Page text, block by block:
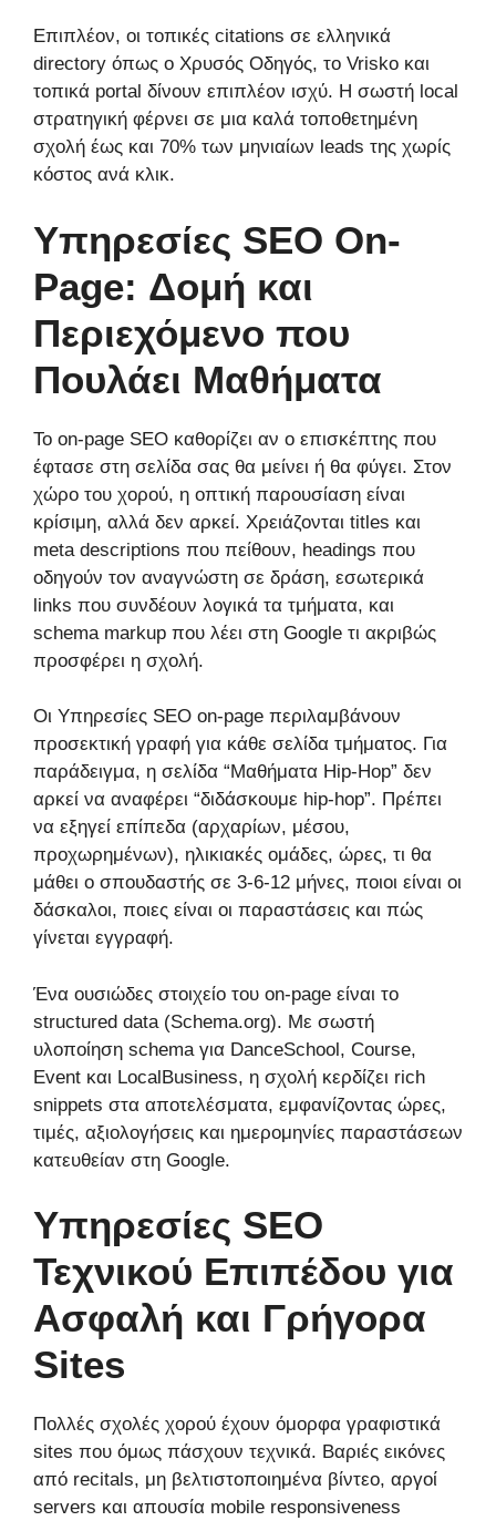
Επιπλέον, οι τοπικές citations σε ελληνικά
directory όπως ο Χρυσός Οδηγός, το Vrisko και
τοπικά portal δίνουν επιπλέον ισχύ. Η σωστή local
στρατηγική φέρνει σε μια καλά τοποθετημένη
σχολή έως και 70% των μηνιαίων leads της χωρίς
κόστος ανά κλικ.
Υπηρεσίες SEO On-
Page: Δομή και
Περιεχόμενο που
Πουλάει Μαθήματα
Το on-page SEO καθορίζει αν ο επισκέπτης που
έφτασε στη σελίδα σας θα μείνει ή θα φύγει. Στον
χώρο του χορού, η οπτική παρουσίαση είναι
κρίσιμη, αλλά δεν αρκεί. Χρειάζονται titles και
meta descriptions που πείθουν, headings που
οδηγούν τον αναγνώστη σε δράση, εσωτερικά
links που συνδέουν λογικά τα τμήματα, και
schema markup που λέει στη Google τι ακριβώς
προσφέρει η σχολή.
Οι Υπηρεσίες SEO on-page περιλαμβάνουν
προσεκτική γραφή για κάθε σελίδα τμήματος. Για
παράδειγμα, η σελίδα “Μαθήματα Hip-Hop” δεν
αρκεί να αναφέρει “διδάσκουμε hip-hop”. Πρέπει
να εξηγεί επίπεδα (αρχαρίων, μέσου,
προχωρημένων), ηλικιακές ομάδες, ώρες, τι θα
μάθει ο σπουδαστής σε 3-6-12 μήνες, ποιοι είναι οι
δάσκαλοι, ποιες είναι οι παραστάσεις και πώς
γίνεται εγγραφή.
Ένα ουσιώδες στοιχείο του on-page είναι το
structured data (Schema.org). Με σωστή
υλοποίηση schema για DanceSchool, Course,
Event και LocalBusiness, η σχολή κερδίζει rich
snippets στα αποτελέσματα, εμφανίζοντας ώρες,
τιμές, αξιολογήσεις και ημερομηνίες παραστάσεων
κατευθείαν στη Google.
Υπηρεσίες SEO
Τεχνικού Επιπέδου για
Ασφαλή και Γρήγορα
Sites
Πολλές σχολές χορού έχουν όμορφα γραφιστικά
sites που όμως πάσχουν τεχνικά. Βαριές εικόνες
από recitals, μη βελτιστοποιημένα βίντεο, αργοί
servers και απουσία mobile responsiveness